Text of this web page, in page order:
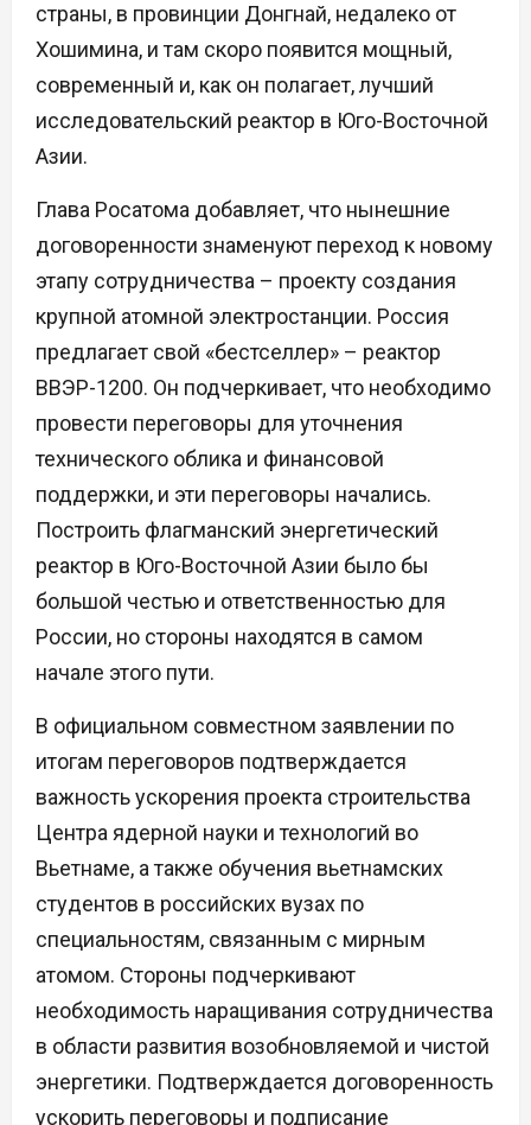
страны, в провинции Донгнай, недалеко от
Хошимина, и там скоро появится мощный,
современный и, как он полагает, лучший
исследовательский реактор в Юго-Восточной
Азии.
Глава Росатома добавляет, что нынешние
договоренности знаменуют переход к новому
этапу сотрудничества – проекту создания
крупной атомной электростанции. Россия
предлагает свой «бестселлер» – реактор
ВВЭР-1200. Он подчеркивает, что необходимо
провести переговоры для уточнения
технического облика и финансовой
поддержки, и эти переговоры начались.
Построить флагманский энергетический
реактор в Юго-Восточной Азии было бы
большой честью и ответственностью для
России, но стороны находятся в самом
начале этого пути.
В официальном совместном заявлении по
итогам переговоров подтверждается
важность ускорения проекта строительства
Центра ядерной науки и технологий во
Вьетнаме, а также обучения вьетнамских
студентов в российских вузах по
специальностям, связанным с мирным
атомом. Стороны подчеркивают
необходимость наращивания сотрудничества
в области развития возобновляемой и чистой
энергетики. Подтверждается договоренность
ускорить переговоры и подписание